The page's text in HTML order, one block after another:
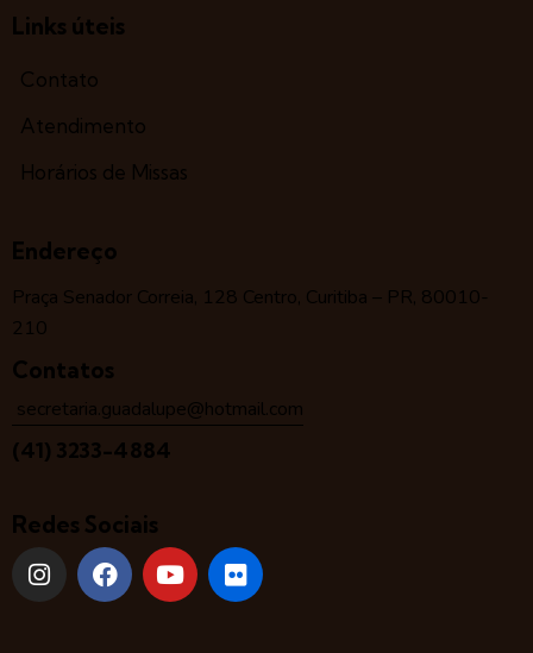
Links úteis
Contato
Atendimento
Horários de Missas
Endereço
Praça Senador Correia, 128 Centro, Curitiba – PR, 80010-
210
Contatos
secretaria.guadalupe@hotmail.com
(41) 3233-4884
Redes Sociais